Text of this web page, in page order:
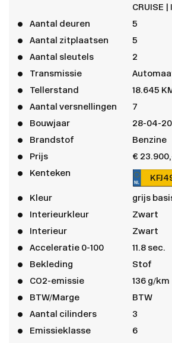
CRUISE |
Aantal deuren
5
Aantal zitplaatsen
5
Aantal sleutels
2
Transmissie
Tellerstand
18.645
Aantal versnellingen
7
Bouwjaar
28-04-
Brandstof
Benzine
Prijs
€
Kenteken
Kleur
grijs
Interieurkleur
Zwart
Interieur
Zwart
Acceleratie 0-100
11.8 sec.
Bekleding
Stof
CO2-emissie
136 g/km
BTW/Marge
BTW
Aantal cilinders
3
Emissieklasse
6